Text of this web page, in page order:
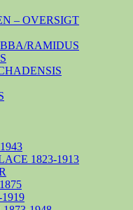
– OVERSIGT
RAMIDUS
1823-1913